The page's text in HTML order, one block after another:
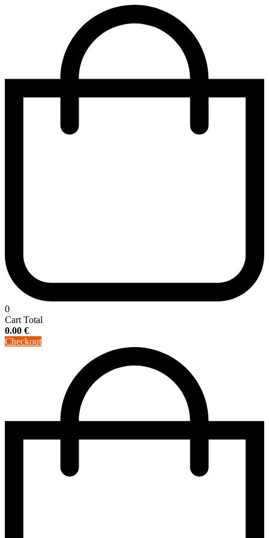
0
Cart Total
0.00 €
Checkout